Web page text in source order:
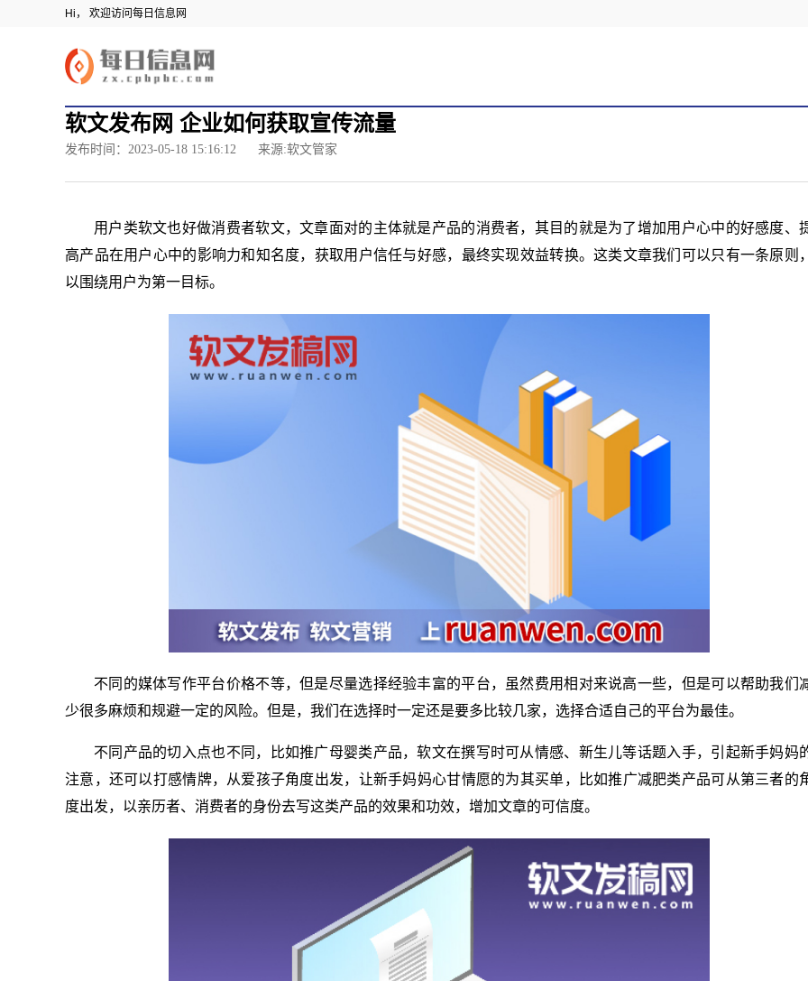
Hi， 欢迎访问每日信息网
软文发布网 企业如何获取宣传流量
发布时间：2023-05-18 15:16:12 来源:软文管家
用户类软文也好做消费者软文，文章面对的主体就是产品的消费者，其目的就是为了增加用户心中的好感度、
高产品在用户心中的影响力和知名度，获取用户信任与好感，最终实现效益转换。这类文章我们可以只有一条原则
以围绕用户为第一目标。
不同的媒体写作平台价格不等，但是尽量选择经验丰富的平台，虽然费用相对来说高一些，但是可以帮助我们
少很多麻烦和规避一定的风险。但是，我们在选择时一定还是要多比较几家，选择合适自己的平台为最佳。
不同产品的切入点也不同，比如推广母婴类产品，软文在撰写时可从情感、新生儿等话题入手，引起新手妈妈
注意，还可以打感情牌，从爱孩子角度出发，让新手妈妈心甘情愿的为其买单，比如推广减肥类产品可从第三者的
度出发，以亲历者、消费者的身份去写这类产品的效果和功效，增加文章的可信度。